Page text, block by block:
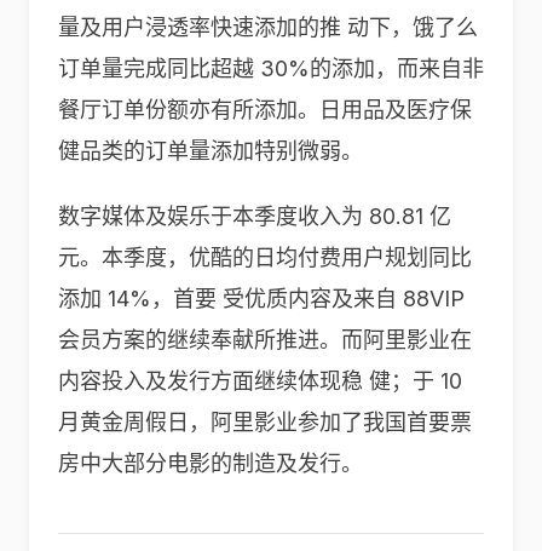
量及用户浸透率快速添加的推 动下，饿了么
订单量完成同比超越 30%的添加，而来自非
餐厅订单份额亦有所添加。日用品及医疗保
健品类的订单量添加特别微弱。
数字媒体及娱乐于本季度收入为 80.81 亿
元。本季度，优酷的日均付费用户规划同比
添加 14%，首要 受优质内容及来自 88VIP
会员方案的继续奉献所推进。而阿里影业在
内容投入及发行方面继续体现稳 健；于 10
月黄金周假日，阿里影业参加了我国首要票
房中大部分电影的制造及发行。